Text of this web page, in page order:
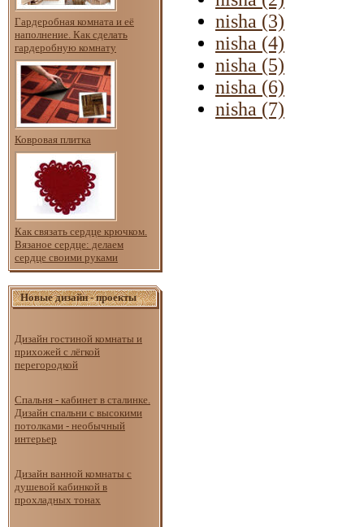
Гардеробная комната и её
наполнение. Как сделать
гардеробную комнату
Ковровая плитка
Как связать сердце крючком.
Вязаное сердце: делаем
сердце своими руками
Новые дизайн - проекты
Дизайн гостиной комнаты и
прихожей с лёгкой
перегородкой
Спальня - кабинет в сталинке.
Дизайн спальни с высокими
потолками - необычный
интерьер
Дизайн ванной комнаты с
душевой кабинкой в
прохладных тонах
nisha (3)
nisha (4)
nisha (5)
nisha (6)
nisha (7)